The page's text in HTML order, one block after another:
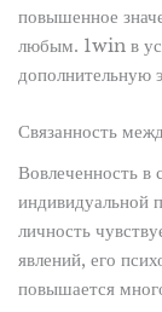
повышенное
любым. 1win в
дополнительную
Связанность
Вовлеченность
индивидуальной
личность
явлений, его
повышается